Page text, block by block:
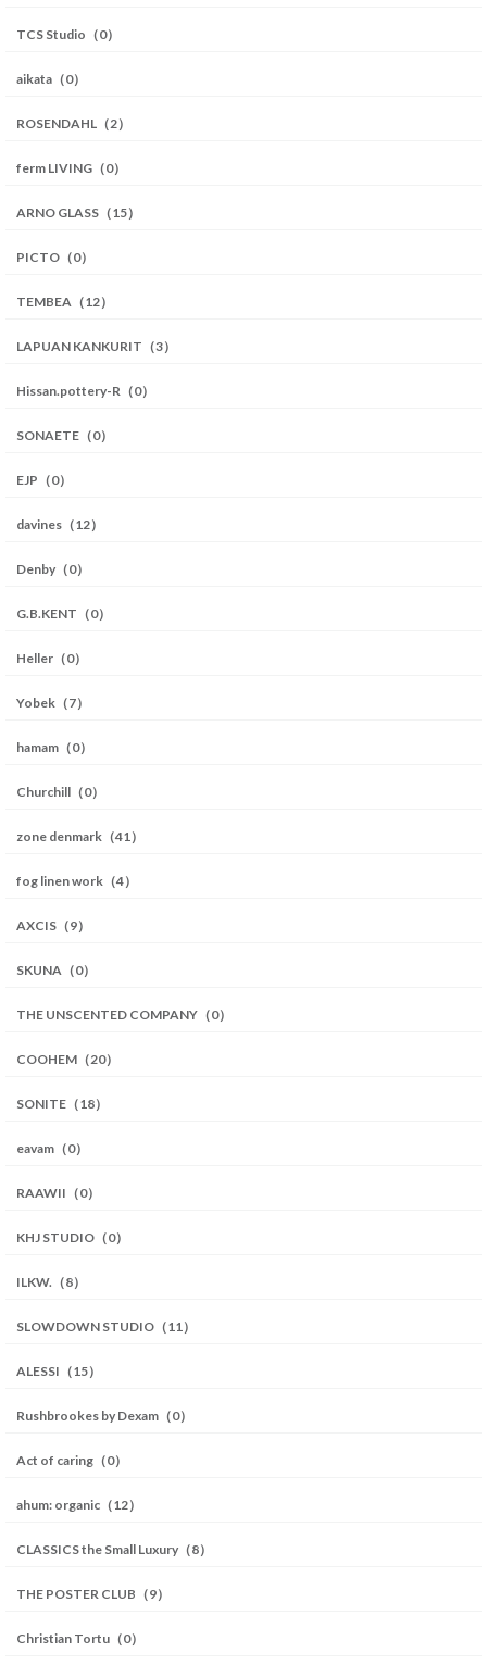
TCS Studio（0）
aikata（0）
ROSENDAHL（2）
ferm LIVING（0）
ARNO GLASS（15）
PICTO（0）
TEMBEA（12）
LAPUAN KANKURIT（3）
Hissan.pottery-R（0）
SONAETE（0）
EJP（0）
davines（12）
Denby（0）
G.B.KENT（0）
Heller（0）
Yobek（7）
hamam（0）
Churchill（0）
zone denmark（41）
fog linen work（4）
AXCIS（9）
SKUNA（0）
THE UNSCENTED COMPANY（0）
COOHEM（20）
SONITE（18）
eavam（0）
RAAWII（0）
KHJ STUDIO（0）
ILKW.（8）
SLOWDOWN STUDIO（11）
ALESSI（15）
Rushbrookes by Dexam（0）
Act of caring（0）
ahum: organic（12）
CLASSICS the Small Luxury（8）
THE POSTER CLUB（9）
Christian Tortu（0）